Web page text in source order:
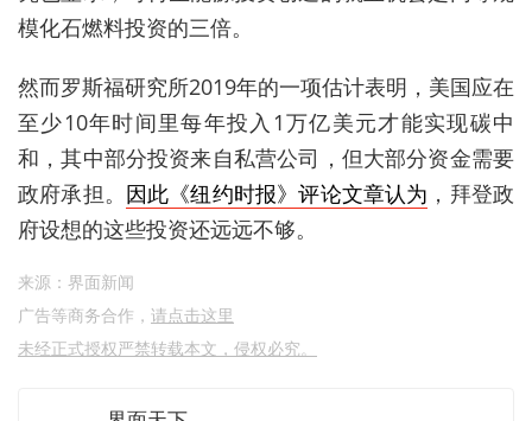
模化石燃料投资的三倍。
然而罗斯福研究所2019年的一项估计表明，美国应在
至少10年时间里每年投入1万亿美元才能实现碳中
和，其中部分投资来自私营公司，但大部分资金需要
政府承担。 因此《纽约时报》评论文章认为 ，拜登政
府设想的这些投资还远远不够。
来源：界面新闻
广告等商务合作， 请点击这里
未经正式授权严禁转载本文，侵权必究。